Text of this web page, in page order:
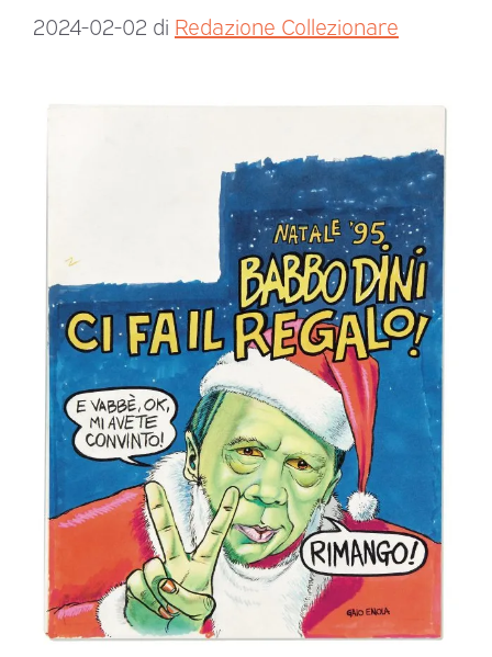
2024-02-02 di Redazione Collezionare